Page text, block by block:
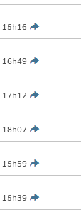
15h16
16h49
17h12
18h07
15h59
15h39